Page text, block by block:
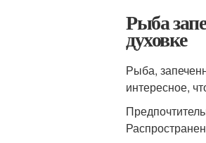
Рыба
духовке
Рыба,
интересное,